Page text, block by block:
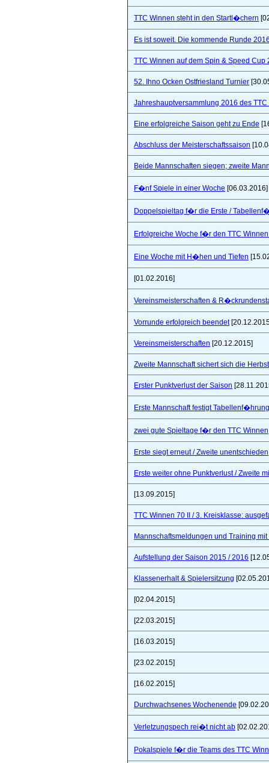
TTC Winnen steht in den Startl�chern
Es ist soweit. Die kommende Runde
TTC Winnen auf dem Spin & Speed Cup
52. Ihno Ocken Ostfriesland Turnier
Jahreshauptversammlung 2016 des TTC
Eine erfolgreiche Saison geht zu Ende
Abschluss der Meisterschaftssaison
Beide Mannschaften siegen; zweite
F�nf Spiele in einer Woche [06.03.2016]
Doppelspieltag f�r die Erste /
Erfolgreiche Woche f�r den TTC
Eine Woche mit H�hen und Tiefen
[01.02.2016]
Vereinsmeisterschaften &
Vorrunde erfolgreich beendet
Vereinsmeisterschaften [20.12.2015]
Zweite Mannschaft sichert sich die
Erster Punktverlust der Saison
Erste Mannschaft festigt
zwei gute Spieltage f�r den TTC Winnen
Erste siegt erneut / Zweite unentschieden
Erste weiter ohne Punktverlust / Zweite
[13.09.2015]
TTC Winnen 70 II / 3. Kreisklasse:
Mannschaftsmeldungen und Training
Aufstellung der Saison 2015 / 2016
Klassenerhalt & Spielersitzung
[02.04.2015]
[22.03.2015]
[16.03.2015]
[23.02.2015]
[16.02.2015]
Durchwachsenes Wochenende
Verletzungspech rei�t nicht ab
Pokalspiele f�r die Teams des TTC